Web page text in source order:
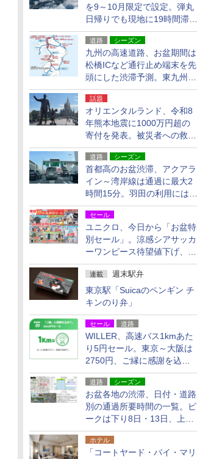
を9～10月限定で設定。弾丸
日帰りでも現地に19時間滞在
できる
道路 シーズン
九州の高速道路、お盆期間は
松橋ICなど通行止め端末を先
頭にした渋滞予測。東九州道
への迂回は料金調整を実施
話題
オリエンタルランド、令和8
年熊本地震に1000万円超の
寄付を発表。被災者への救援
活動・復旧支援
道路 シーズン
首都高のお盆渋滞、アクアラ
イン～湾岸線は通過に最大2
時間15分。羽田の利用には
「空港西出口」の利用検討を
セール
ユニクロ、今日から「お盆特
別セール」。涼感シアサッカ
ーワンピース待望値下げ、撥
水ギアショーツは1990円に
連載 週末駅弁
東京駅「Suicaのペンギン チ
キンのり弁」
セール 道路
WILLER、高速バス1kmあた
り5円セール。東京～大阪は
2750円、ご縁に感謝を込め
た20周年記念キャンペーン
道路 シーズン
お盆各地の渋滞、日付・道路
別の通過所要時間の一覧。ピ
ークは下り8日・13日、上り
14日・15日
ホテル
「コートヤード・バイ・マリ